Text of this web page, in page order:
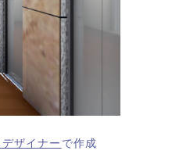
ザイナー で作成